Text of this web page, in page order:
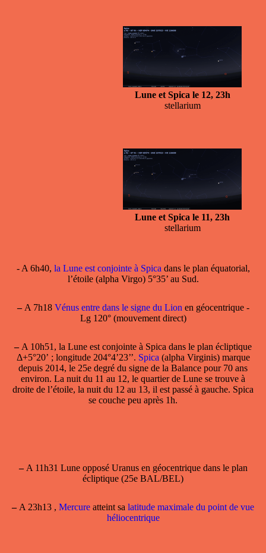
Lune et Spica le 12, 23h
stellarium
Lune et Spica le 11, 23h
stellarium
- A 6h40, la Lune est conjointe à Spica dans le plan équatorial,
l’étoile (alpha Virgo) 5°35’ au Sud.
–A 7h18Vénus entre dans le signe du Lion en géocentrique -
Lg 120° (mouvement direct)
–A 10h51, la Lune est conjointe à Spica dans le plan écliptique
Δ+5°20’ ; longitude 204°4’23’’. Spica (alpha Virginis) marque
depuis 2014, le 25e degré du signe de la Balance pour 70 ans
environ. La nuit du 11 au 12, le quartier de Lune se trouve à
droite de l’étoile, la nuit du 12 au 13, il est passé à gauche. Spica
se couche peu après 1h.
–A 11h31 Lune opposé Uranus en géocentrique dans le plan
écliptique (25e BAL/BEL)
–A 23h13 , Mercure atteint sa latitude maximale du point de vue
héliocentrique